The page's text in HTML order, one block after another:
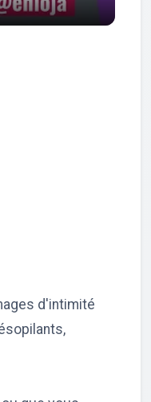
d'intimité